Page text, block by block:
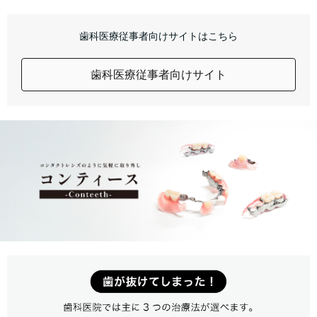
歯科医療従事者向けサイトはこちら
歯科医療従事者向けサイト